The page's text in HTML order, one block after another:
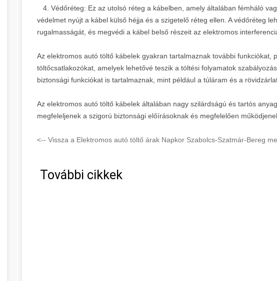
4. Védőréteg: Ez az utolsó réteg a kábelben, amely általában fémháló
védelmet nyújt a kábel külső héjja és a szigetelő réteg ellen. A védőréteg
rugalmasságát, és megvédi a kábel belső részeit az elektromos
Az elektromos autó töltő kábelek gyakran tartalmaznak további funkciókat,
töltőcsatlakozókat, amelyek lehetővé teszik a töltési folyamatok
biztonsági funkciókat is tartalmaznak, mint például a túláram és a
Az elektromos autó töltő kábelek általában nagy szilárdságú és tartós
megfeleljenek a szigorú biztonsági előírásoknak és megfelelően
<-- Vissza a Elektromos autó töltő árak Napkor Szabolcs-Szatmár-Bereg
További cikkek